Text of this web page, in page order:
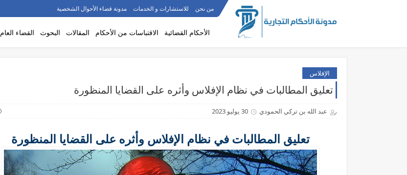
من نحن للاستشارات و الخدمات مدونة قضاء الأحوال الشخصية
الأحكام القضائية الاقتباسات من الأحكام المقالات البحوث القضاء العام
الإفلاس
تعليق المطالبات في نظام الإفلاس وأثره على القضايا المنظورة
عبد الله بن تركي الحمودي 30 يوليو 2023
تعليق المطالبات في نظام الإفلاس وأثره على القضايا المنظورة